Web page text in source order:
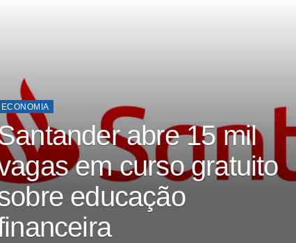
ECONOMIA
abre 15 mil
em curso gratuito
educação